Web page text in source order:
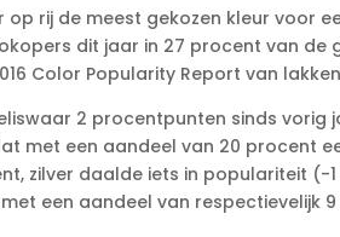
rij de meest gekozen kleur voor
dit jaar in 27 procent van de
Color Popularity Report van
2 procentpunten sinds vorig
met een aandeel van 20 procent
zilver daalde iets in populariteit (-
een aandeel van respectievelijk